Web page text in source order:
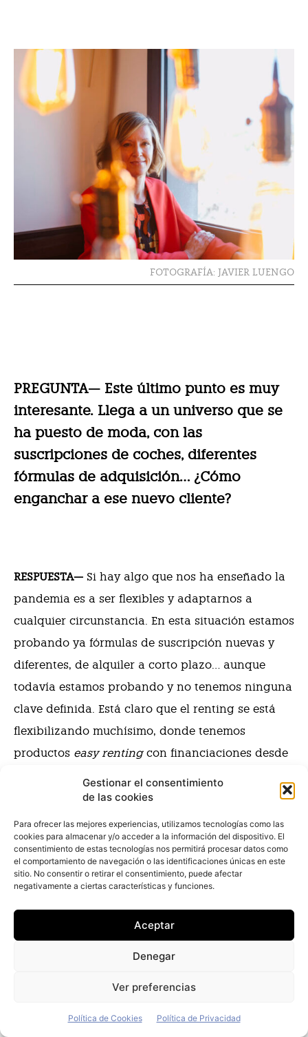
Gestionar el consentimiento
de las cookies
Para ofrecer las mejores experiencias, utilizamos tecnologías como las
cookies para almacenar y/o acceder a la información del dispositivo. El
consentimiento de estas tecnologías nos permitirá procesar datos como
el comportamiento de navegación o las identificaciones únicas en este
sitio. No consentir o retirar el consentimiento, puede afectar
negativamente a ciertas características y funciones.
Aceptar
Denegar
Ver preferencias
Política de Cookies Política de Privacidad
FOTOGRAFÍA: JAVIER LUENGO
PREGUNTA— Este último punto es muy
interesante. Llega a un universo que se
ha puesto de moda, con las
suscripciones de coches, diferentes
fórmulas de adquisición… ¿Cómo
enganchar a ese nuevo cliente?
RESPUESTA— Si hay algo que nos ha enseñado la
pandemia es a ser flexibles y adaptarnos a
cualquier circunstancia. En esta situación estamos
probando ya fórmulas de suscripción nuevas y
diferentes, de alquiler a corto plazo… aunque
todavía estamos probando y no tenemos ninguna
clave definida. Está claro que el renting se está
flexibilizando muchísimo, donde tenemos
productos easy rentingcon financiaciones desde
12 a 36 meses… Tenemos muchas posibilidades en
el mercado que funcionan y estamos añadiendo
nuevas fórmulas. Y también le puedo comentar
que el carsharing corporativo está empezando a
sonar con fuerza, de modo que las empresas se
empiezan a plantear si realmente necesitan un
vehículo por empleado o, en su lugar, unpoolde
automóviles que puedan ser utilizados de modo
común. Y añadiendo a la ecuación otros modelos
un empleado vive en el centro y requiere de una
bicicleta, o de un patinete en un momento